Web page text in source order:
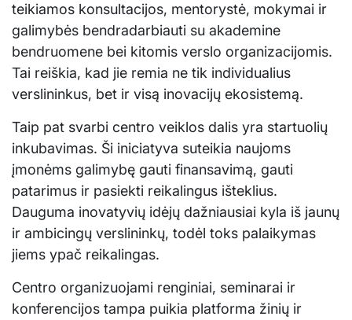
teikiamos konsultacijos, mentorystė, mokymai ir
galimybės bendradarbiauti su akademine
bendruomene bei kitomis verslo organizacijomis.
Tai reiškia, kad jie remia ne tik individualius
verslininkus, bet ir visą inovacijų ekosistemą.
Taip pat svarbi centro veiklos dalis yra startuolių
inkubavimas. Ši iniciatyva suteikia naujoms
įmonėms galimybę gauti finansavimą, gauti
patarimus ir pasiekti reikalingus išteklius.
Dauguma inovatyvių idėjų dažniausiai kyla iš jaunų
ir ambicingų verslininkų, todėl toks palaikymas
jiems ypač reikalingas.
Centro organizuojami renginiai, seminarai ir
konferencijos tampa puikia platforma žinių ir